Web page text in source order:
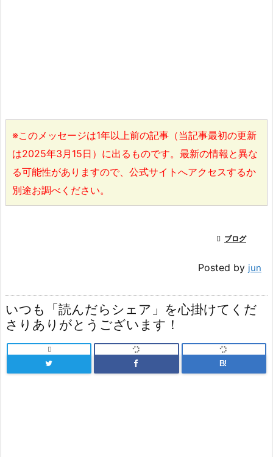
※このメッセージは1年以上前の記事（当記事最初の更新
は2025年3月15日）に出るものです。最新の情報と異な
る可能性がありますので、公式サイトへアクセスするか
別途お調べください。
 ブログ
Posted by jun
いつも「読んだらシェア」を心掛けてくだ
さりありがとうございます！

B!